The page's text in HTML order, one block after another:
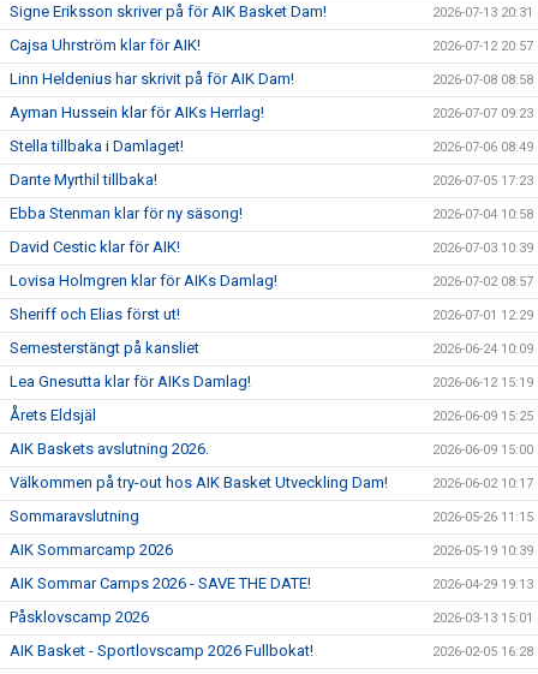
Signe Eriksson skriver på för AIK Basket Dam! 2026-07-13 20:31
Cajsa Uhrström klar för AIK! 2026-07-12 20:57
Linn Heldenius har skrivit på för AIK Dam! 2026-07-08 08:58
Ayman Hussein klar för AIKs Herrlag! 2026-07-07 09:23
Stella tillbaka i Damlaget! 2026-07-06 08:49
Dante Myrthil tillbaka! 2026-07-05 17:23
Ebba Stenman klar för ny säsong! 2026-07-04 10:58
David Cestic klar för AIK! 2026-07-03 10:39
Lovisa Holmgren klar för AIKs Damlag! 2026-07-02 08:57
Sheriff och Elias först ut! 2026-07-01 12:29
Semesterstängt på kansliet 2026-06-24 10:09
Lea Gnesutta klar för AIKs Damlag! 2026-06-12 15:19
Årets Eldsjäl 2026-06-09 15:25
AIK Baskets avslutning 2026. 2026-06-09 15:00
Välkommen på try-out hos AIK Basket Utveckling Dam! 2026-06-02 10:17
Sommaravslutning 2026-05-26 11:15
AIK Sommarcamp 2026 2026-05-19 10:39
AIK Sommar Camps 2026 - SAVE THE DATE! 2026-04-29 19:13
Påsklovscamp 2026 2026-03-13 15:01
AIK Basket - Sportlovscamp 2026 Fullbokat! 2026-02-05 16:28